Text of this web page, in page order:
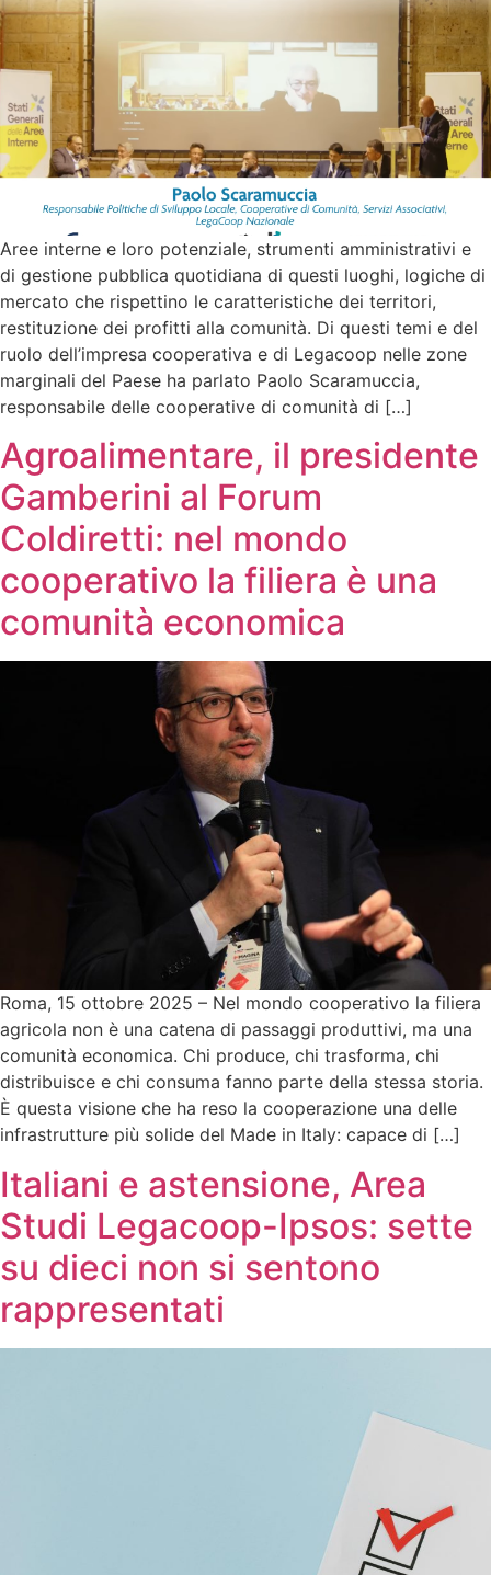
Aree interne e loro potenziale, strumenti amministrativi e
di gestione pubblica quotidiana di questi luoghi, logiche di
mercato che rispettino le caratteristiche dei territori,
restituzione dei profitti alla comunità. Di questi temi e del
ruolo dell’impresa cooperativa e di Legacoop nelle zone
marginali del Paese ha parlato Paolo Scaramuccia,
responsabile delle cooperative di comunità di […]
Agroalimentare, il presidente
Gamberini al Forum
Coldiretti: nel mondo
cooperativo la filiera è una
comunità economica
Roma, 15 ottobre 2025 – Nel mondo cooperativo la filiera
agricola non è una catena di passaggi produttivi, ma una
comunità economica. Chi produce, chi trasforma, chi
distribuisce e chi consuma fanno parte della stessa storia.
È questa visione che ha reso la cooperazione una delle
infrastrutture più solide del Made in Italy: capace di […]
Italiani e astensione, Area
Studi Legacoop-Ipsos: sette
su dieci non si sentono
rappresentati